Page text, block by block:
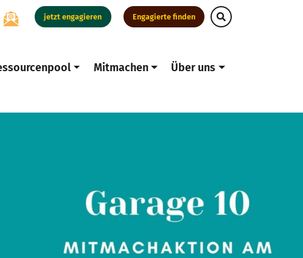
jetzt engagieren Engagierte finden
Mitmachen Über uns